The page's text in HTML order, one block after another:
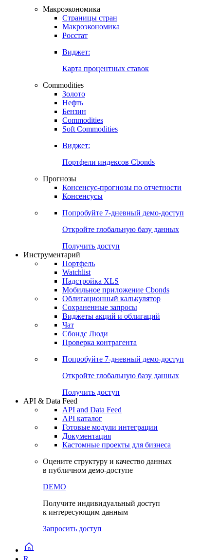
Макроэкономика
Страницы стран
Макроэкономика
Росстат
Виджет:
Карта процентных ставок
Commodities
Золото
Нефть
Бензин
Commodities
Soft Commodities
Виджет:
Портфели индексов Cbonds
Прогнозы
Консенсус-прогнозы по отчетности
Консенсусы
Попробуйте 7-дневный демо-доступ
Откройте глобальную базу данных
Получить доступ
Инструментарий
Портфель
Watchlist
Надстройка XLS
Мобильное приложение Cbonds
Облигационный калькулятор
Сохраненные запросы
Виджеты акций и облигаций
Чат
Сбондс Люди
Проверка контрагента
Попробуйте 7-дневный демо-доступ
Откройте глобальную базу данных
Получить доступ
API & Data Feed
API and Data Feed
API каталог
Готовые модули интеграции
Документация
Кастомные проекты для бизнеса
Оцените структуру и качество данных
в публичном демо-доступе
DEMO
Получите индивидуальный доступ
к интересующим данным
Запросить доступ